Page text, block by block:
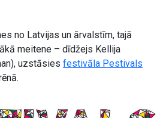
no Latvijas un ārvalstīm, tajā
meitene – dīdžejs Kellija
uzstāsies festivāla Pestivals